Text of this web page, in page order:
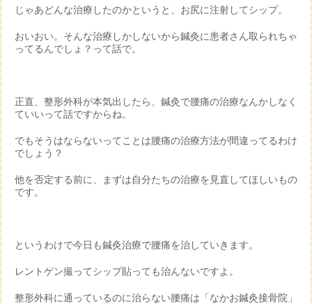
じゃあどんな治療したのかというと、お尻に注射してシップ。
おいおい。そんな治療しかしないから鍼灸に患者さん取られちゃ
ってるんでしょ？って話で。
正直、整形外科が本気出したら、鍼灸で腰痛の治療なんかしなく
ていいって話ですからね。
でもそうはならないってことは腰痛の治療方法が間違ってるわけ
でしょう？
他を否定する前に、まずは自分たちの治療を見直してほしいもの
です。
というわけで今日も鍼灸治療で腰痛を治していきます。
レントゲン撮ってシップ貼っても治んないですよ。
整形外科に通っているのに治らない腰痛は「なかお鍼灸接骨院」